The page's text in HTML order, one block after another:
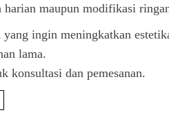
harian maupun modifikasi
ingin meningkatkan
lama.
konsultasi dan pemesanan.